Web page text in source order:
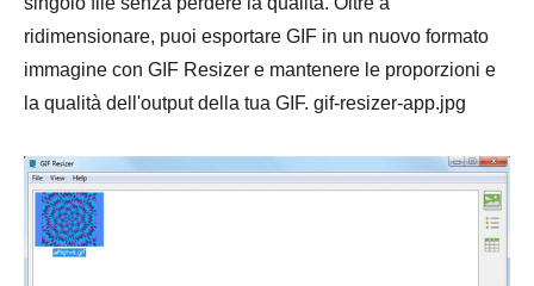
ridimensionare, puoi esportare GIF in un nuovo formato
immagine con GIF Resizer e mantenere le proporzioni e
la qualità dell'output della tua GIF. gif-resizer-app.jpg